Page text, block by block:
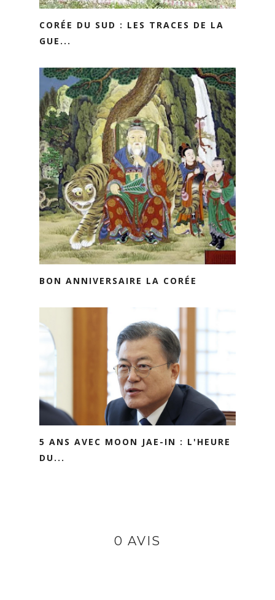
CORÉE DU SUD : LES TRACES DE LA
GUE...
BON ANNIVERSAIRE LA CORÉE
5 ANS AVEC MOON JAE-IN : L'HEURE
DU...
0 AVIS